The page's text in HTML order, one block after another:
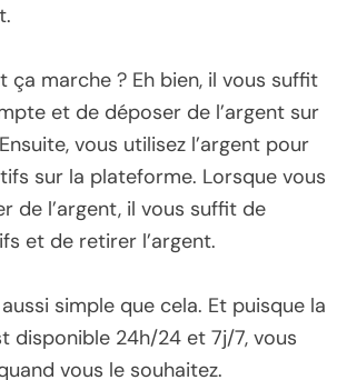
ça marche ? Eh bien, il vous suffit
et de déposer de l’argent sur
vous utilisez l’argent pour
sur la plateforme. Lorsque vous
de l’argent, il vous suffit de
et de retirer l’argent.
simple que cela. Et puisque la
disponible 24h/24 et 7j/7, vous
vous le souhaitez.